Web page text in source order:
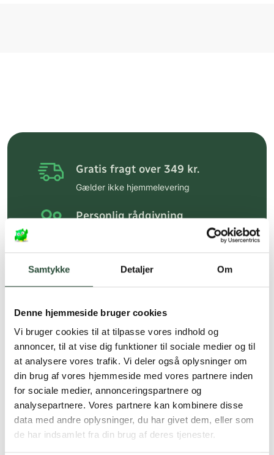
Samtykke Detaljer Om
Denne hjemmeside bruger cookies
Vi bruger cookies til at tilpasse vores indhold og
annoncer, til at vise dig funktioner til sociale medier og til
at analysere vores trafik. Vi deler også oplysninger om
din brug af vores hjemmeside med vores partnere inden
for sociale medier, annonceringspartnere og
analysepartnere. Vores partnere kan kombinere disse
data med andre oplysninger, du har givet dem, eller som
de har indsamlet fra din brug af deres tjenester.
Gratis fragt over 349 kr.
Gælder ikke hjemmelevering
Personlig rådgivning
Hurtig levering (30 min. i Kbh)
Faste lave priser*
*Gælder ikke ernæringsprodukter.
Stort udvalg af kendte
produkter
Vi tilbyder et stort udvalg af kendte
cremer, vitaminer og andre spændende
produkter – altid til fast lav pris.
Læs mere om Uglecare.dk her